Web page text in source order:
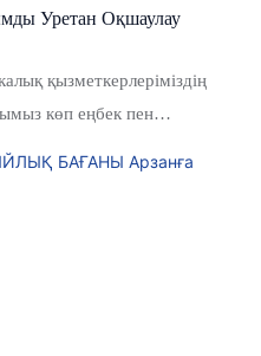
Уретан Оқшаулау
қызметкерлеріміздің
көп еңбек пен
Оның қолданылу
ол электр спрейі